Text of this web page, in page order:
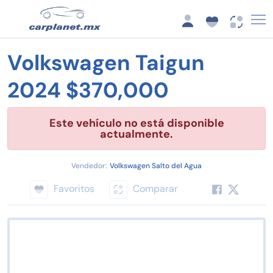
Volkswagen Taigun
2024 $370,000
Este vehículo no está disponible
actualmente.
Vendedor: Volkswagen Salto del Agua
Favoritos Comparar